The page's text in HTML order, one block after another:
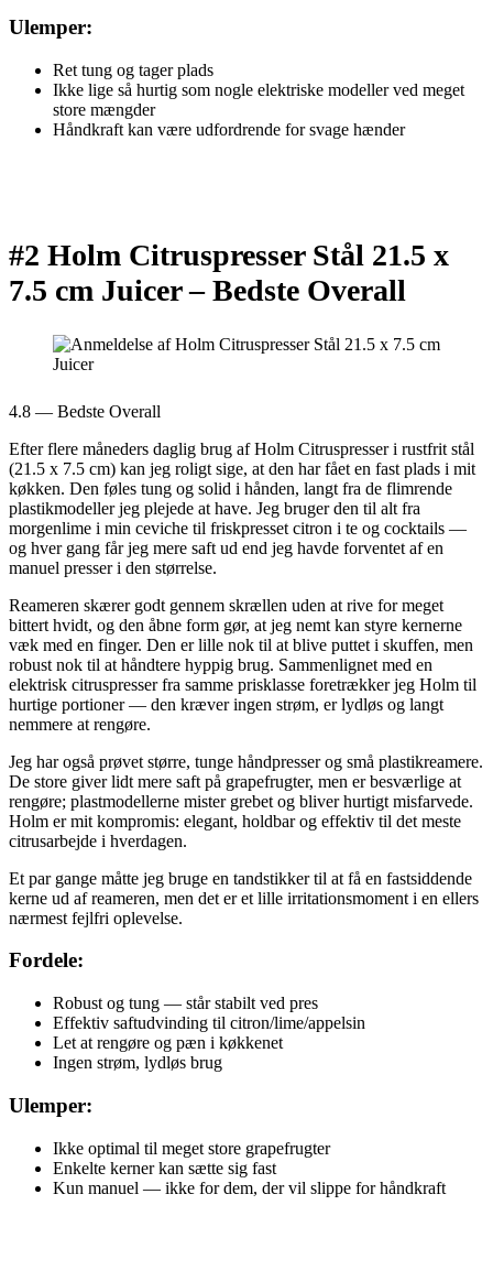
Ulemper:
Ret tung og tager plads
Ikke lige så hurtig som nogle elektriske modeller ved meget
store mængder
Håndkraft kan være udfordrende for svage hænder
#2 Holm Citruspresser Stål 21.5 x
7.5 cm Juicer –Bedste Overall
4.8 — Bedste Overall
Efter flere måneders daglig brug af Holm Citruspresser i rustfrit stål
(21.5 x 7.5 cm) kan jeg roligt sige, at den har fået en fast plads i mit
køkken. Den føles tung og solid i hånden, langt fra de flimrende
plastikmodeller jeg plejede at have. Jeg bruger den til alt fra
morgenlime i min ceviche til friskpresset citron i te og cocktails —
og hver gang får jeg mere saft ud end jeg havde forventet af en
manuel presser i den størrelse.
Reameren skærer godt gennem skrællen uden at rive for meget
bittert hvidt, og den åbne form gør, at jeg nemt kan styre kernerne
væk med en finger. Den er lille nok til at blive puttet i skuffen, men
robust nok til at håndtere hyppig brug. Sammenlignet med en
elektrisk citruspresser fra samme prisklasse foretrækker jeg Holm til
hurtige portioner — den kræver ingen strøm, er lydløs og langt
nemmere at rengøre.
Jeg har også prøvet større, tunge håndpresser og små plastikreamere.
De store giver lidt mere saft på grapefrugter, men er besværlige at
rengøre; plastmodellerne mister grebet og bliver hurtigt misfarvede.
Holm er mit kompromis: elegant, holdbar og effektiv til det meste
citrusarbejde i hverdagen.
Et par gange måtte jeg bruge en tandstikker til at få en fastsiddende
kerne ud af reameren, men det er et lille irritationsmoment i en ellers
nærmest fejlfri oplevelse.
Fordele:
Robust og tung — står stabilt ved pres
Effektiv saftudvinding til citron/lime/appelsin
Let at rengøre og pæn i køkkenet
Ingen strøm, lydløs brug
Ulemper:
Ikke optimal til meget store grapefrugter
Enkelte kerner kan sætte sig fast
Kun manuel — ikke for dem, der vil slippe for håndkraft